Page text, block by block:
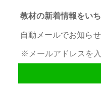
教材の新着情報をい
自動メールでお知らせ